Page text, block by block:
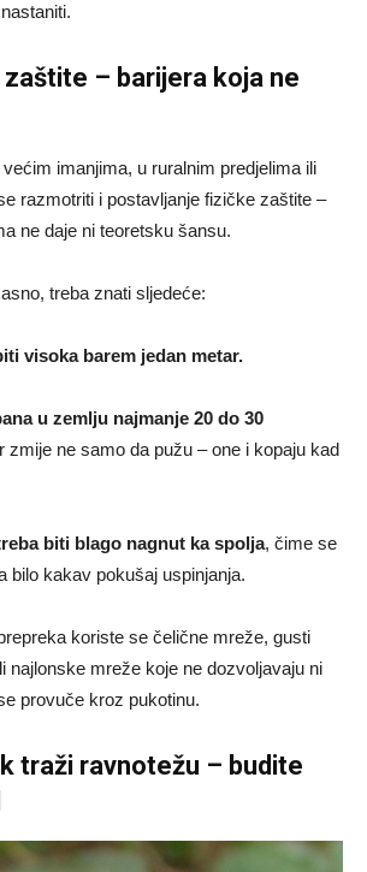
zaštite – barijera koja ne
imanjima, u ruralnim predjelima ili
razmotriti i postavljanje fizičke zaštite –
ne daje ni teoretsku šansu.
treba znati sljedeće:
visoka barem jedan metar.
u zemlju najmanje 20 do 30
zmije ne samo da pužu – one i kopaju kad
biti blago nagnut ka spolja, čime se
bilo kakav pokušaj uspinjanja.
koriste se čelične mreže, gusti
najlonske mreže koje ne dozvoljavaju ni
provuče kroz pukotinu.
traži ravnotežu – budite